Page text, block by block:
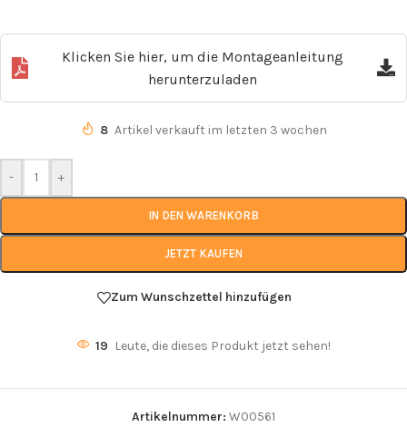
Klicken Sie hier, um die Montageanleitung
herunterzuladen
8 Artikel verkauft im letzten 3 wochen
- +
IN DEN WARENKORB
JETZT KAUFEN
Zum Wunschzettel hinzufügen
19 Leute, die dieses Produkt jetzt sehen!
Artikelnummer: W00561